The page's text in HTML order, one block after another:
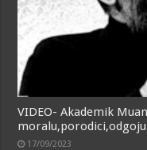
VIDEO- Akademik
moralu,porodici,odgoju
17/09/2023